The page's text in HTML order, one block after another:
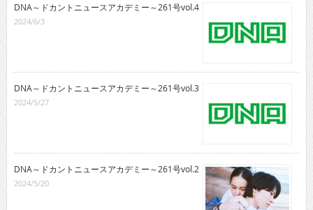
DNA～ドカントニュースアカデミー～261号vol.4
2024/6/3
DNA～ドカントニュースアカデミー～261号vol.3
2024/5/27
DNA～ドカントニュースアカデミー～261号vol.2
2024/5/20